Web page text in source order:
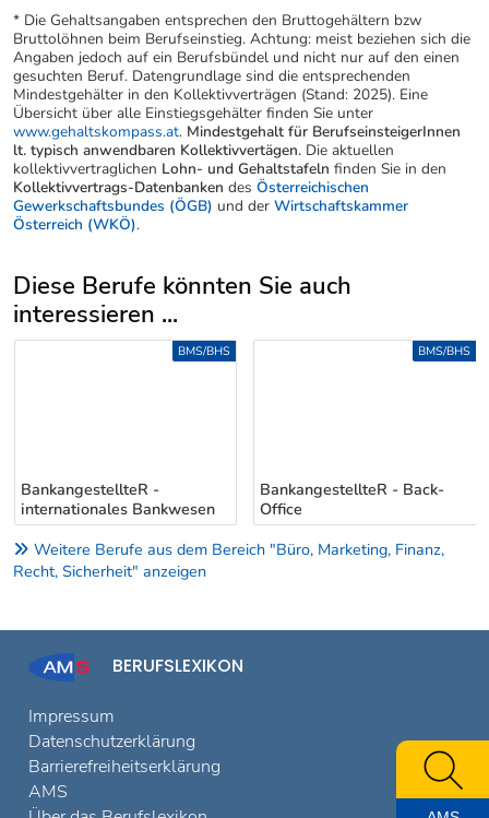
* Die Gehaltsangaben entsprechen den Bruttogehältern bzw
Bruttolöhnen beim Berufseinstieg. Achtung: meist beziehen sich die
Angaben jedoch auf ein Berufsbündel und nicht nur auf den einen
gesuchten Beruf. Datengrundlage sind die entsprechenden
Mindestgehälter in den Kollektivverträgen (Stand: 2025). Eine
Übersicht über alle Einstiegsgehälter finden Sie unter
www.gehaltskompass.at. Mindestgehalt für BerufseinsteigerInnen
lt. typisch anwendbaren Kollektivvertägen. Die aktuellen
kollektivvertraglichen Lohn- und Gehaltstafeln finden Sie in den
Kollektivvertrags-Datenbanken des Österreichischen
Gewerkschaftsbundes (ÖGB) und der Wirtschaftskammer
Österreich (WKÖ).
Diese Berufe könnten Sie auch
interessieren ...
Uber weitere Berufsvorschläge
BankangestellteR -
internationales Bankwesen
BMS/BHS
BankangestellteR - Back-
Office
BMS/BHS
Weitere Berufe aus dem Bereich "Büro, Marketing, Finanz,
Recht, Sicherheit" anzeigen
BERUFSLEXIKON
Impressum
Datenschutzerklärung
Barrierefreiheitserklärung
AMS